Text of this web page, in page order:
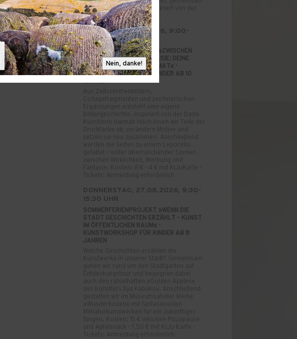
Nein, danke!
künstlerisch arbeiten – inspiriert von der
aktuellen Ausstellung.
DIENSTAG, 25.08.2026, 9:00-
12:30 UHR UHR
SOMMERFERIENPROJEKT »ZWISCHEN
WIRKLICHKEIT UND FANTASIE: DEINE
GESCHICHTE IM FALTFORMAT« ·
KUNSTWORKSHOP FÜR KINDER AB 10
JAHREN
Aus Zeitschriftenbildern,
Collagefragmenten und zeichnerischen
Ergänzungen entsteht eine eigene
Bildergeschichte. Inspiriert von der Dada-
Künstlerin Hannah Höch lösen wir Teile der
Druckfarbe ab, verändern Motive und
setzen sie neu zusammen. Anschließend
werden die Seiten zu einem Leporello
gefaltet – voller überraschender Szenen
zwischen Wirklichkeit, Werbung und
Fantasie. Kosten: 8 € · 4 € mit KiJuKarte ·
Tickets: Anmeldung erforderlich
SOMMERFERIENPROJEKT »WENN DIE
STADT GESCHICHTEN ERZÄHLT – KUNST
IM ÖFFENTLICHEN RAUM« ·
KUNSTWORKSHOP FÜR KINDER AB 8
JAHREN
Welche Geschichten erzählen die
Kunstwerke in unserer Stadt? Gemeinsam
gehen wir rund um den Stadtgarten auf
Entdeckungstour und begegnen dabei
auch den rätselhaften »Golden Apples«
des Künstlers Ilya Kabakov. Anschließend
gestalten wir im Museumsatelier kleine
»Wunderboxen« mit fantasievollen
Miniaturkunstwerken für ein zukünftiges
Singen. Kosten: 15 € inklusive Pizzapause
und Apfelsnack · 7,50 € mit KiJu-Karte ·
Tickets: Anmeldung erforderlich